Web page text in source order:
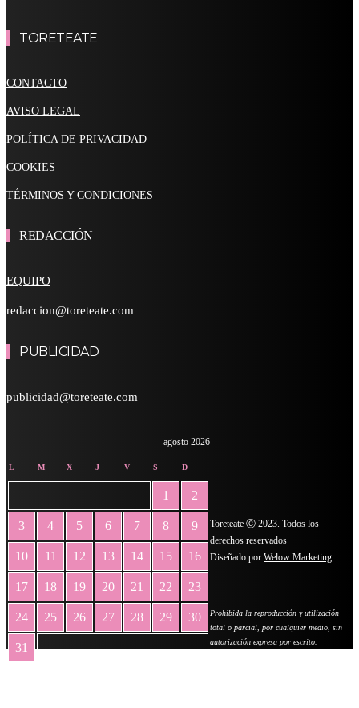
TORETEATE
CONTACTO
AVISO LEGAL
POLÍTICA DE PRIVACIDAD
COOKIES
TÉRMINOS Y CONDICIONES
REDACCIÓN
EQUIPO
redaccion@toreteate.com
PUBLICIDAD
publicidad@toreteate.com
agosto 2026
L M X J V S D
1 2
3 4 5 6 7 8 9
10 11 12 13 14 15 16
17 18 19 20 21 22 23
24 25 26 27 28 29 30
31
Toreteate Ⓒ 2023. Todos los
derechos reservados
Diseñado por Welow Marketing
Prohibida la reproducción y utilización
total o parcial, por cualquier medio, sin
autorización expresa por escrito.